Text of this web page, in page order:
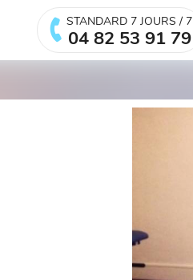
STANDARD 7 JOURS / 7
04 82 53 91 79